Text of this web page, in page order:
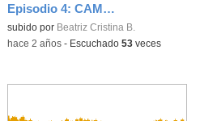
Episodio 4: CAMBIANDO EL RUMBO
Contenido educativo.
subido por Beatriz Cristina B.
-hace 2 años- Escuchado 53veces